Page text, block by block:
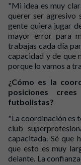
"Mi idea es muy
querer ser agresivo
gente quiera jugar
mayor error para
trabajas cada día
capacidad y de que
porque lo vamos a
¿Cómo es la
posiciones
futbolistas?
"La coordinación es
club
capacitada. Sé que
que esto es muy
delante. La